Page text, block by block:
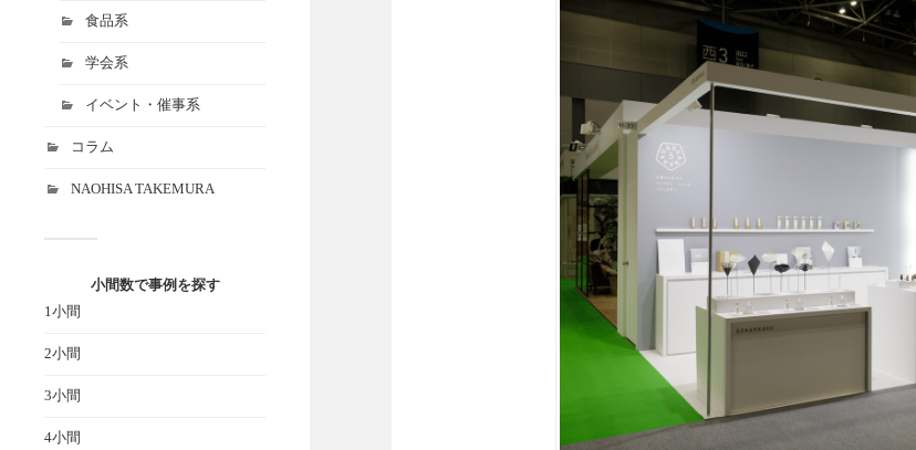
食品系
学会系
イベント・催事系
コラム
NAOHISA TAKEMURA
小間数で事例を探す
1小間
2小間
3小間
4小間